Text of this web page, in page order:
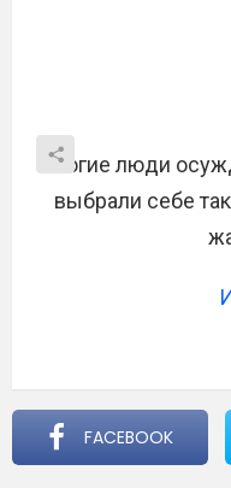
Многие люди
выбрали себе
FACEBOOK